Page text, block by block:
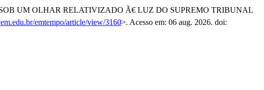
UM OLHAR RELATIVIZADO Ã€ LUZ DO SUPREMO TRIBUNAL
emtempo/article/view/3160>. Acesso em: 06 aug. 2026. doi: